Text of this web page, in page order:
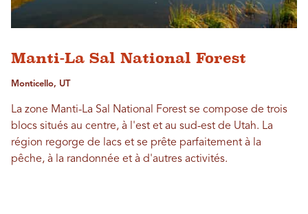
Manti-La Sal National Forest
Monticello, UT
La zone Manti-La Sal National Forest se compose de trois
blocs situés au centre, à l'est et au sud-est de Utah. La
région regorge de lacs et se prête parfaitement à la
pêche, à la randonnée et à d'autres activités.